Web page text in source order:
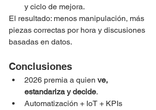
y ciclo de mejora.
El resultado: menos manipulación, más
piezas correctas por hora y discusiones
basadas en datos.
Conclusiones
2026 premia a quien ve,
estandariza y decide.
Automatización + IoT + KPIs